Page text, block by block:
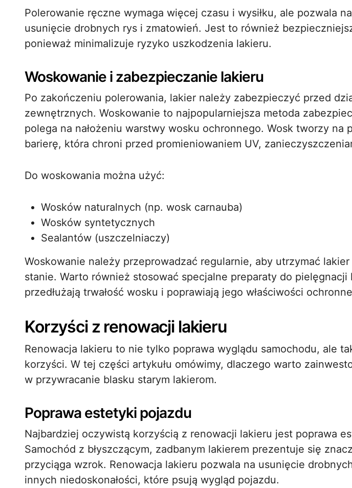
Polerowanie ręczne wymaga więcej czasu i wysiłku, ale pozwala
usunięcie drobnych rys i zmatowień. Jest to również
ponieważ minimalizuje ryzyko uszkodzenia lakieru.
Woskowanie i zabezpieczanie lakieru
Po zakończeniu polerowania, lakier należy zabezpieczyć przed
zewnętrznych. Woskowanie to najpopularniejsza metoda
polega na nałożeniu warstwy wosku ochronnego. Wosk tworzy na
barierę, która chroni przed promieniowaniem UV,
Do woskowania można użyć:
Wosków naturalnych (np. wosk carnauba)
Wosków syntetycznych
Sealantów (uszczelniaczy)
Woskowanie należy przeprowadzać regularnie, aby utrzymać
stanie. Warto również stosować specjalne preparaty do pielęgnacji
przedłużają trwałość wosku i poprawiają jego właściwości
Korzyści z renowacji lakieru
Renowacja lakieru to nie tylko poprawa wyglądu samochodu, ale
korzyści. W tej części artykułu omówimy, dlaczego warto
w przywracanie blasku starym lakierom.
Poprawa estetyki pojazdu
Najbardziej oczywistą korzyścią z renowacji lakieru jest poprawa
Samochód z błyszczącym, zadbanym lakierem prezentuje się
przyciąga wzrok. Renowacja lakieru pozwala na usunięcie
innych niedoskonałości, które psują wygląd pojazdu.